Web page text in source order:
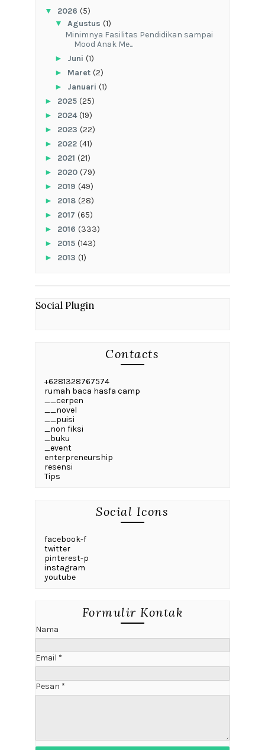
▼ 2026 (5)
▼ Agustus (1)
‎Minimnya Fasilitas Pendidikan sampai
Mood Anak Me...
► Juni (1)
► Maret (2)
► Januari (1)
► 2025 (25)
► 2024(19)
► 2023 (22)
► 2022 (41)
► 2021 (21)
► 2020 (79)
► 2019 (49)
► 2018 (28)
► 2017 (65)
► 2016 (333)
► 2015 (143)
► 2013 (1)
Social Plugin
Contacts
+6281328767574
rumah baca hasfa camp
__cerpen
__novel
__puisi
_non fiksi
_buku
_event
enterpreneurship
resensi
Tips
Social Icons
facebook-f
twitter
pinterest-p
instagram
youtube
Formulir Kontak
Nama
Email *
Pesan *